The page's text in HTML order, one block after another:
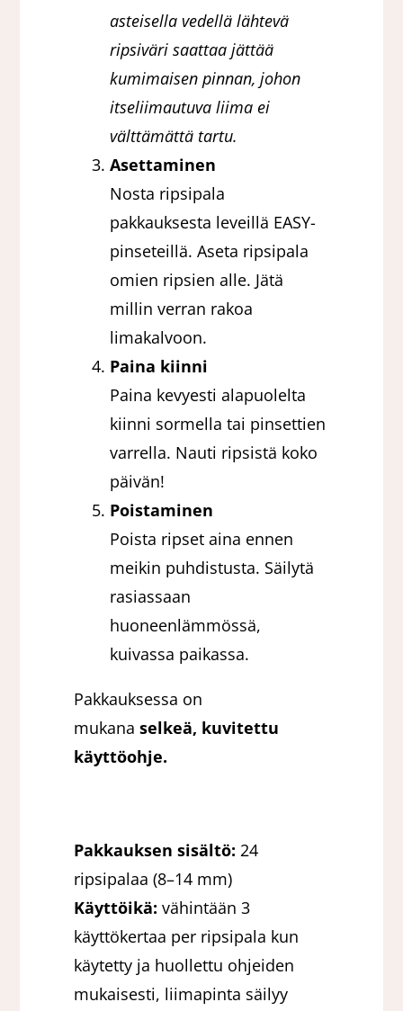
asteisella vedellä lähtevä
ripsiväri saattaa jättää
kumimaisen pinnan, johon
itseliimautuva liima ei
välttämättä tartu.
Asettaminen
Nosta ripsipala
pakkauksesta leveillä EASY-
pinseteillä. Aseta ripsipala
omien ripsien alle. Jätä
millin verran rakoa
limakalvoon.
Paina kiinni
Paina kevyesti alapuolelta
kiinni sormella tai pinsettien
varrella. Nauti ripsistä koko
päivän!
Poistaminen
Poista ripset aina ennen
meikin puhdistusta. Säilytä
rasiassaan
huoneenlämmössä,
kuivassa paikassa.
Pakkauksessa on
mukana selkeä, kuvitettu
käyttöohje.
Pakkauksen sisältö: 24
ripsipalaa (8–14 mm)
Käyttöikä: vähintään 3
käyttökertaa per ripsipala kun
käytetty ja huollettu ohjeiden
mukaisesti, liimapinta säilyy